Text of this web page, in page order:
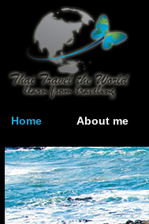
Home About me